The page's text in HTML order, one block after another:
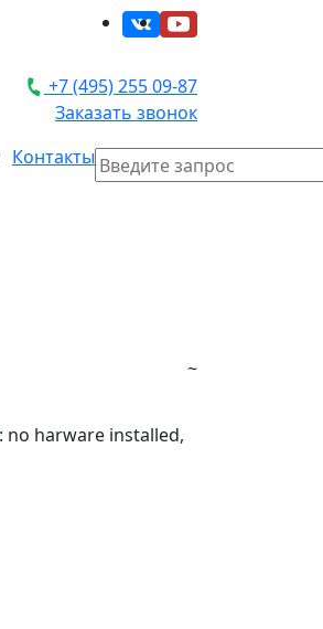
+7 (495) 255 09-87
Заказать звонок
Контакты
~
no harware installed,